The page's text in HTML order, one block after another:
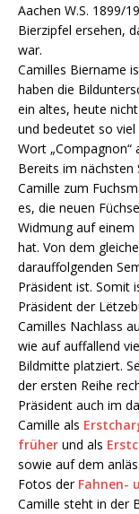
Aachen W.S. 1899/
Bierzipfel ersehen,
war.
Camilles Biername
haben die
ein altes, heute
und bedeutet so viel
Wort „Compagnon“
Bereits im
Camille zum
es, die neuen
Widmung auf
hat. Von dem
darauffolgenden
Präsident ist. Somit
Präsident der
Camilles Nachlass
wie auf auffallend
Bildmitte platziert.
der ersten Reihe
Präsident auch im
Camille als
früher und als
sowie auf dem
Fotos der Fahnen-
Camille steht in der